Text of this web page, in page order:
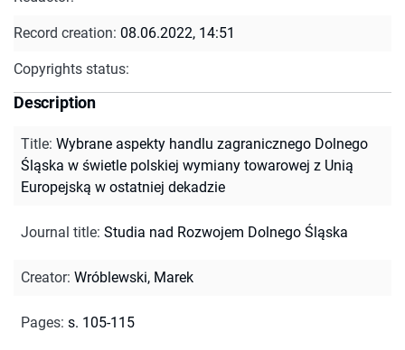
Record creation: 08.06.2022, 14:51
Copyrights status:
Description
Title: Wybrane aspekty handlu zagranicznego Dolnego
Śląska w świetle polskiej wymiany towarowej z Unią
Europejską w ostatniej dekadzie
Journal title: Studia nad Rozwojem Dolnego Śląska
Creator: Wróblewski, Marek
Pages: s. 105-115